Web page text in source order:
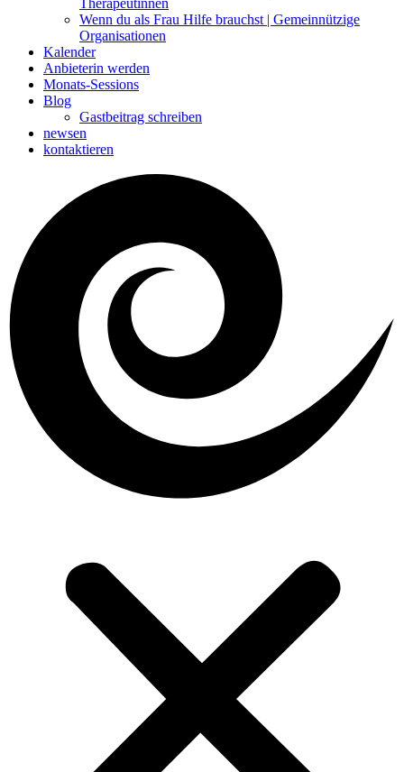
wir machen das
Erkennungszeichen
Presse
schauen und shoppen
Betreuung
Bildungseinrichtung
Business-Netzwerke
Coaching | Beratung
Aufräumen
Beraterin
Ernährung
Feng Shui